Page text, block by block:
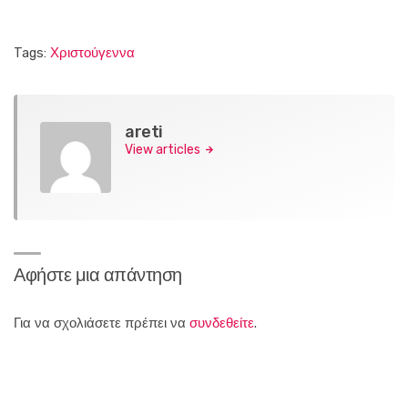
Tags: Χριστούγεννα
areti
View articles
Αφήστε μια απάντηση
Για να σχολιάσετε πρέπει να συνδεθείτε.